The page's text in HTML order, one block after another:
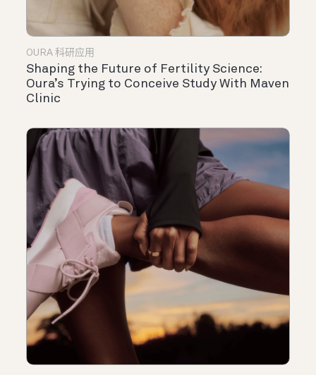
OURA 科研应用
Shaping the Future of Fertility Science:
Oura’s Trying to Conceive Study With Maven
Clinic